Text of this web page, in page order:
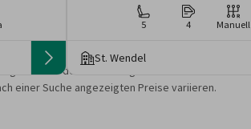
5 4 Manuell
St. Wendel
der letzten Tage. Da die Preise von der
einer Suche angezeigten Preise variieren.